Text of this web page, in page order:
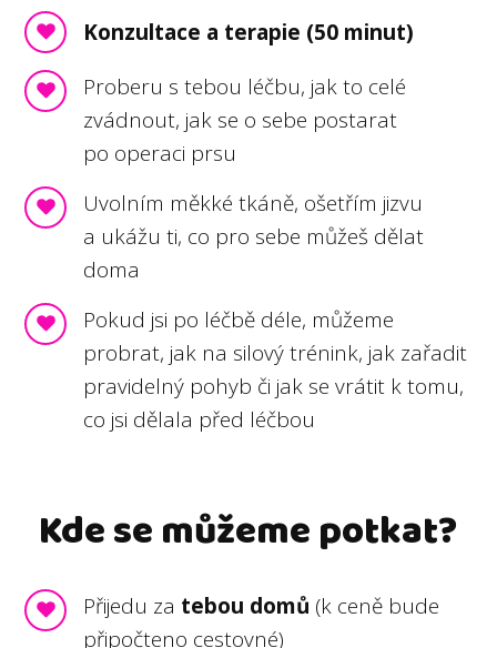
Konzultace a terapie (50 minut)
Proberu s tebou léčbu, jak to celé
zvádnout, jak se o sebe postarat
po operaci prsu
Uvolním měkké tkáně, ošetřím jizvu
a ukážu ti, co pro sebe můžeš dělat
doma
Pokud jsi po léčbě déle, můžeme
probrat, jak na silový trénink, jak zařadit
pravidelný pohyb či jak se vrátit k tomu,
co jsi dělala před léčbou
Kde se můžeme potkat?
Přijedu za tebou domů (k ceně bude
připočteno cestovné)